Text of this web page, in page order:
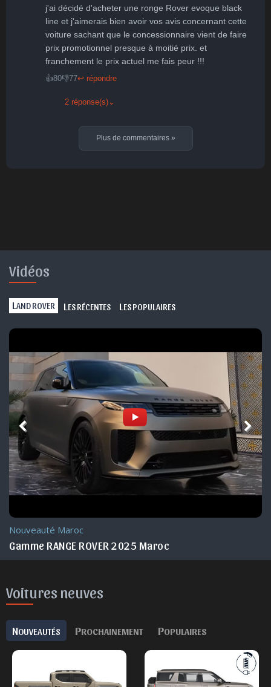
j'ai décidé d'acheter une ronge Rover evoque black
line et j'aimerais bien avoir vos avis concernant cette
voiture sachant que le concessionnaire vient de faire
prix promotionnel presque à moitié prix. et
franchement le prix actuel me fais peur !!!
👍80👎77↩ répondre
2 réponse(s) ⌄
Plus de commentaires »
Vidéos
L AND ROVER L ES RÉCENTES L ES POPULAIRES
Nouveauté Maroc
Gamme RANGE ROVER 2025 Maroc
Voitures neuves
NOUVEAUTÉS PROCHAINEMENT POPULAIRES